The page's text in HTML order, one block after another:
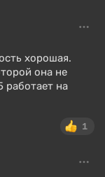
хорошая.
она не
работает на
1